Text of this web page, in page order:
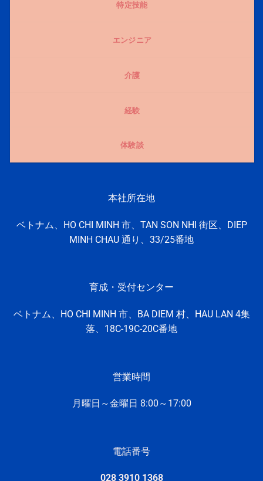
特定技能
エンジニア
介護
経験
体験談
本社所在地
ベトナム、HO CHI MINH 市、TAN SON NHI 街区、DIEP
MINH CHAU 通り、33/25番地
育成・受付センター
ベトナム、HO CHI MINH 市、 BA DIEM 村、 HAU LAN 4集
落、 18C-19C-20C番地
営業時間
月曜日～金曜日 8:00～17:00
電話番号
028 3910 1368